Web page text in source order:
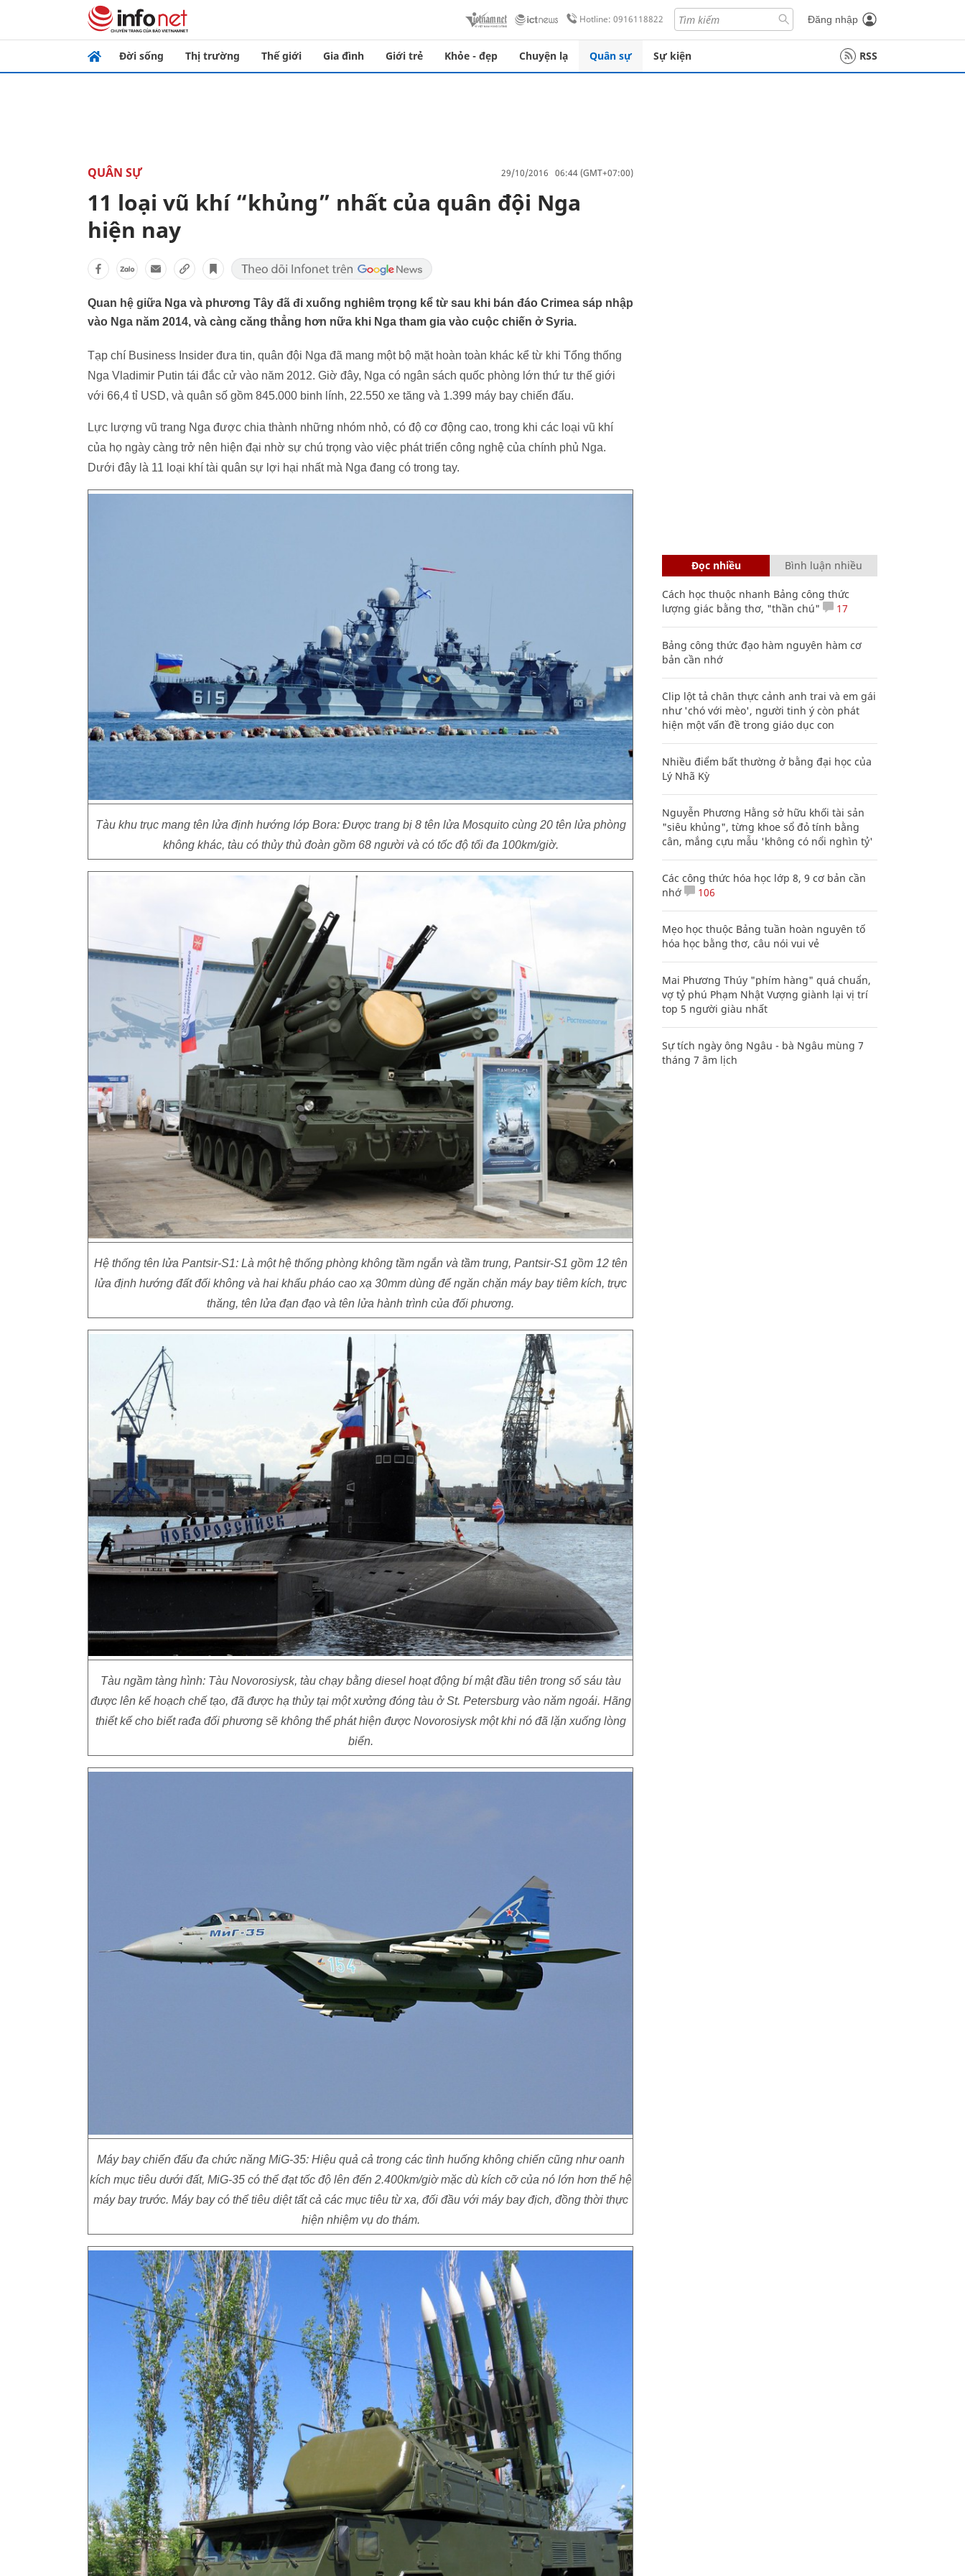
Hotline: 0916118822 Đăng nhập
Đời sống Thị trường Thế giới Gia đình Giới trẻ Khỏe - đẹp Chuyện lạ Quân sự Sự kiện RSS
QUÂN SỰ 29/10/2016 06:44 (GMT+07:00)
11 loại vũ khí “khủng” nhất của quân đội Nga
hiện nay
Quan hệ giữa Nga và phương Tây đã đi xuống nghiêm trọng kể từ sau khi bán đáo Crimea sáp nhập
vào Nga năm 2014, và càng căng thẳng hơn nữa khi Nga tham gia vào cuộc chiến ở Syria.
Tạp chí Business Insider đưa tin, quân đội Nga đã mang một bộ mặt hoàn toàn khác kể từ khi Tổng thống
Nga Vladimir Putin tái đắc cử vào năm 2012. Giờ đây, Nga có ngân sách quốc phòng lớn thứ tư thế giới
với 66,4 tỉ USD, và quân số gồm 845.000 binh lính, 22.550 xe tăng và 1.399 máy bay chiến đấu.
Lực lượng vũ trang Nga được chia thành những nhóm nhỏ, có độ cơ động cao, trong khi các loại vũ khí
của họ ngày càng trở nên hiện đại nhờ sự chú trọng vào việc phát triển công nghệ của chính phủ Nga.
Dưới đây là 11 loại khí tài quân sự lợi hại nhất mà Nga đang có trong tay.
Tàu khu trục mang tên lửa định hướng lớp Bora: Được trang bị 8 tên lửa Mosquito cùng 20 tên lửa phòng
không khác, tàu có thủy thủ đoàn gồm 68 người và có tốc độ tối đa 100km/giờ.
Hệ thống tên lửa Pantsir-S1: Là một hệ thống phòng không tầm ngắn và tầm trung, Pantsir-S1 gồm 12 tên
lửa định hướng đất đối không và hai khẩu pháo cao xạ 30mm dùng để ngăn chặn máy bay tiêm kích, trực
thăng, tên lửa đạn đạo và tên lửa hành trình của đối phương.
Tàu ngầm tàng hình: Tàu Novorosiysk, tàu chạy bằng diesel hoạt động bí mật đầu tiên trong số sáu tàu
được lên kế hoạch chế tạo, đã được hạ thủy tại một xưởng đóng tàu ở St. Petersburg vào năm ngoái. Hãng
thiết kế cho biết rađa đối phương sẽ không thể phát hiện được Novorosiysk một khi nó đã lặn xuống lòng
biển.
Máy bay chiến đấu đa chức năng MiG-35: Hiệu quả cả trong các tình huống không chiến cũng như oanh
kích mục tiêu dưới đất, MiG-35 có thể đạt tốc độ lên đến 2.400km/giờ mặc dù kích cỡ của nó lớn hơn thế hệ
máy bay trước. Máy bay có thể tiêu diệt tất cả các mục tiêu từ xa, đối đầu với máy bay địch, đồng thời thực
hiện nhiệm vụ do thám.
Đọc nhiều Bình luận nhiều
Cách học thuộc nhanh Bảng công thức
lượng giác bằng thơ, "thần chú"
17
Bảng công thức đạo hàm nguyên hàm cơ
bản cần nhớ
Clip lột tả chân thực cảnh anh trai và em gái
như 'chó với mèo', người tinh ý còn phát
hiện một vấn đề trong giáo dục con
Nhiều điểm bất thường ở bằng đại học của
Lý Nhã Kỳ
Nguyễn Phương Hằng sở hữu khối tài sản
"siêu khủng", từng khoe sổ đỏ tính bằng
cân, mắng cựu mẫu 'không có nổi nghìn tỷ'
Các công thức hóa học lớp 8, 9 cơ bản cần
nhớ
106
Mẹo học thuộc Bảng tuần hoàn nguyên tố
hóa học bằng thơ, câu nói vui vẻ
Mai Phương Thúy "phím hàng" quá chuẩn,
vợ tỷ phú Phạm Nhật Vượng giành lại vị trí
top 5 người giàu nhất
Sự tích ngày ông Ngâu - bà Ngâu mùng 7
tháng 7 âm lịch